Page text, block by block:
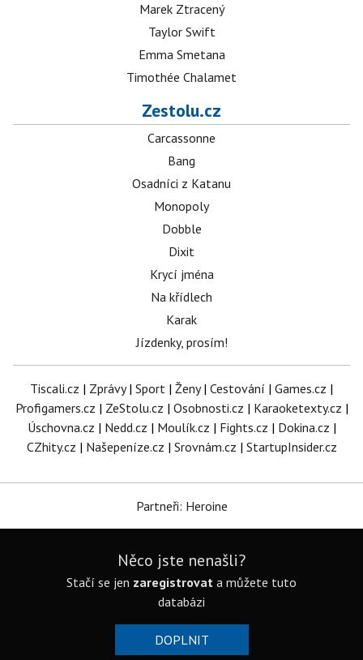
Marek Ztracený
Taylor Swift
Emma Smetana
Timothée Chalamet
Zestolu.cz
Carcassonne
Bang
Osadníci z Katanu
Monopoly
Dobble
Dixit
Krycí jména
Na křídlech
Karak
Jízdenky, prosím!
Tiscali.cz | Zprávy| Sport | Ženy| Cestování | Games.cz |
Profigamers.cz | ZeStolu.cz | Osobnosti.cz | Karaoketexty.cz |
Úschovna.cz | Nedd.cz | Moulík.cz | Fights.cz | Dokina.cz |
CZhity.cz | Našepeníze.cz | Srovnám.cz | StartupInsider.cz
Partneři: Heroine
Něco jste nenašli?
Stačí se jen zaregistrovat a můžete tuto
databázi
DOPLNIT